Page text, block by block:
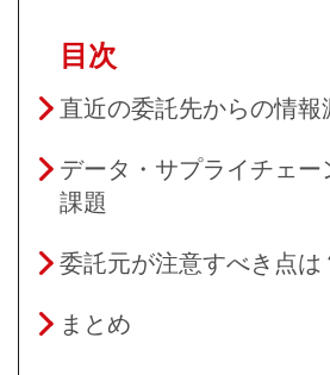
目次
直近の委託先からの情
データ・サプライチェー
課題
委託元が注意すべき点は
まとめ